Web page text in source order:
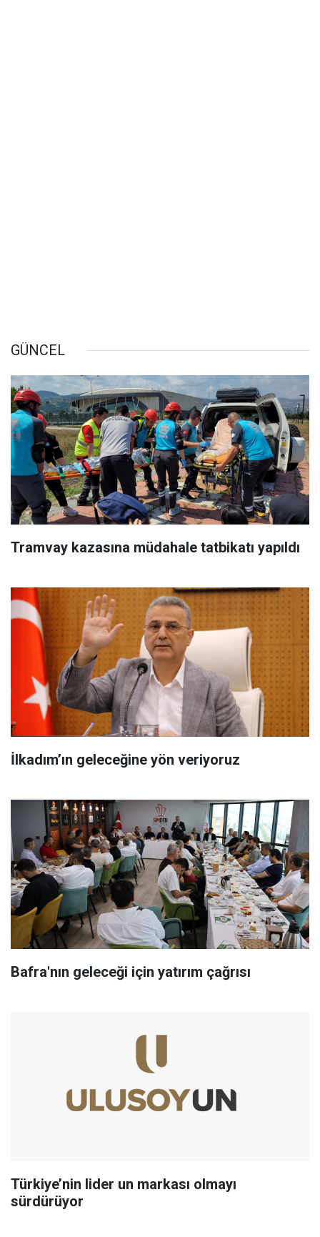
GÜNCEL
Tramvay kazasına müdahale tatbikatı yapıldı
İlkadım’ın geleceğine yön veriyoruz
Bafra'nın geleceği için yatırım çağrısı
Türkiye’nin lider un markası olmayı
sürdürüyor